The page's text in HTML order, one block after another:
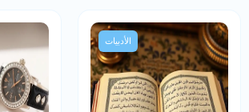
الأدبيات